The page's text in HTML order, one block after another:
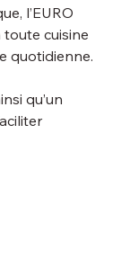
l’EURO
cuisine
quotidienne.
qu’un